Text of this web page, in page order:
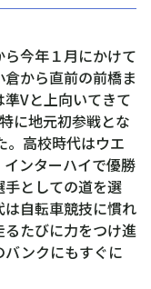
今年１月にかけて
から直前の前橋ま
Vと上向いてきて
に地元初参戦とな
。高校時代はウエ
ンターハイで優勝
手としての道を選
自転車競技に慣れ
たびに力をつけ進
ンクにもすぐに